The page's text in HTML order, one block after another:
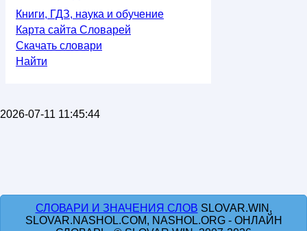
Книги, ГДЗ, наука и обучение
Карта сайта Словарей
Скачать словари
Найти
2026-07-11 11:45:44
СЛОВАРИ И ЗНАЧЕНИЯ СЛОВ SLOVAR.WIN,
SLOVAR.NASHOL.COM, NASHOL.ORG - ОНЛАЙН